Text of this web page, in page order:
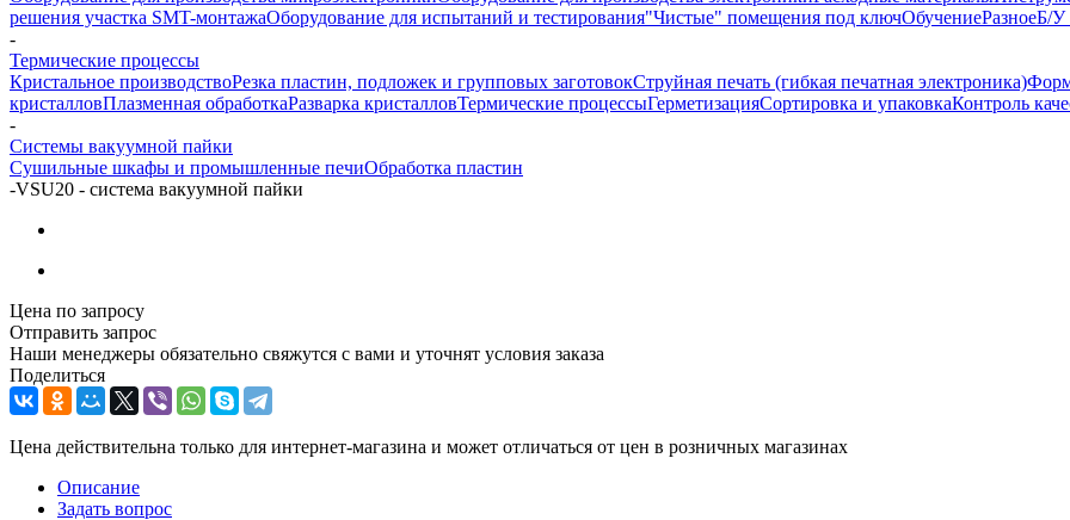
решения участка SMT-монтажаОборудование для испытаний и тестирования"Чистые" помещения под ключОбучениеРазноеБ/У
-
Термические процессы
Кристальное производствоРезка пластин, подложек и групповых заготовокСтруйная печать (гибкая печатная электроника)
кристалловПлазменная обработкаРазварка кристалловТермические процессыГерметизацияСортировка и упаковкаКонтроль
-
Системы вакуумной пайки
Сушильные шкафы и промышленные печиОбработка пластин
-VSU20 - система вакуумной пайки
Цена по запросу
Отправить запрос
Наши менеджеры обязательно свяжутся с вами и уточнят условия заказа
Поделиться
Цена действительна только для интернет-магазина и может отличаться от цен в розничных магазинах
Описание
Задать вопрос